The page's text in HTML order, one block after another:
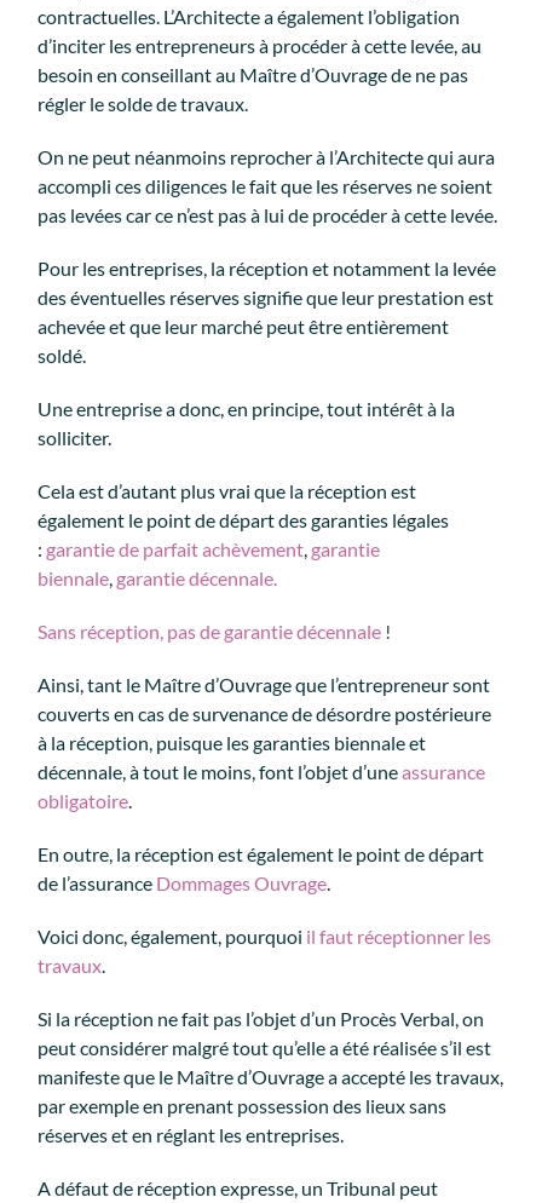
contractuelles. L’Architecte a également l’obligation
d’inciter les entrepreneurs à procéder à cette levée, au
besoin en conseillant au Maître d’Ouvrage de ne pas
régler le solde de travaux.
On ne peut néanmoins reprocher à l’Architecte qui aura
accompli ces diligences le fait que les réserves ne soient
pas levées car ce n’est pas à lui de procéder à cette levée.
Pour les entreprises, la réception et notamment la levée
des éventuelles réserves signifie que leur prestation est
achevée et que leur marché peut être entièrement
soldé.
Une entreprise a donc, en principe, tout intérêt à la
solliciter.
Cela est d’autant plus vrai que la réception est
également le point de départ des garanties légales
: garantie de parfait achèvement garantie
biennale garantiedécennale.
Sans réception, pas de garantie décennale !
Ainsi, tant le Maître d’Ouvrage que l’entrepreneur sont
couverts en cas de survenance de désordre postérieure
à la réception, puisque les garanties biennale et
décennale, à tout le moins, font l’objet d’uneassurance
obligatoire
En outre, la réception est également le point de départ
de l’assurance Dommages Ouvrage
Voici donc, également, pourquoi il faut réceptionner les
travaux
Si la réception ne fait pas l’objet d’un Procès Verbal, on
peut considérer malgré tout qu’elle a été réalisée s’il est
manifeste que le Maître d’Ouvrage a accepté les travaux,
par exemple en prenant possession des lieux sans
réserves et en réglant les entreprises.
A défaut de réception expresse, un Tribunal peut